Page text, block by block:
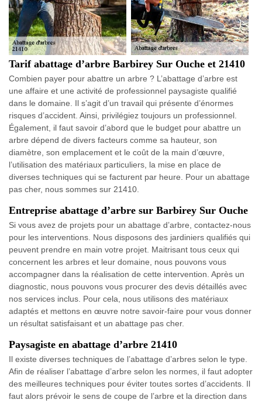
Tarif abattage d’arbre Barbirey Sur Ouche et 21410
Combien payer pour abattre un arbre ? L’abattage d’arbre est
une affaire et une activité de professionnel paysagiste qualifié
dans le domaine. Il s’agit d’un travail qui présente d’énormes
risques d’accident. Ainsi, privilégiez toujours un professionnel.
Également, il faut savoir d’abord que le budget pour abattre un
arbre dépend de divers facteurs comme sa hauteur, son
diamètre, son emplacement et le coût de la main d’œuvre,
l’utilisation des matériaux particuliers, la mise en place de
diverses techniques qui se facturent par heure. Pour un abattage
pas cher, nous sommes sur 21410.
Entreprise abattage d’arbre sur Barbirey Sur Ouche
Si vous avez de projets pour un abattage d’arbre, contactez-nous
pour les interventions. Nous disposons des jardiniers qualifiés qui
peuvent prendre en main votre projet. Maitrisant tous ceux qui
concernent les arbres et leur domaine, nous pouvons vous
accompagner dans la réalisation de cette intervention. Après un
diagnostic, nous pouvons vous procurer des devis détaillés avec
nos services inclus. Pour cela, nous utilisons des matériaux
adaptés et mettons en œuvre notre savoir-faire pour vous donner
un résultat satisfaisant et un abattage pas cher.
Paysagiste en abattage d’arbre 21410
Il existe diverses techniques de l’abattage d’arbres selon le type.
Afin de réaliser l’abattage d’arbre selon les normes, il faut adopter
des meilleures techniques pour éviter toutes sortes d’accidents. Il
faut alors prévoir le sens de coupe de l’arbre et la direction dans